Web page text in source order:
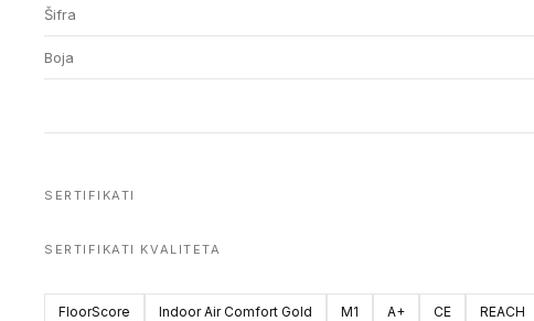
Šifra
Boja
SERTIFIKATI
SERTIFIKATI KVALITETA
FloorScore Indoor Air Comfort Gold M1 A+ CE REACH